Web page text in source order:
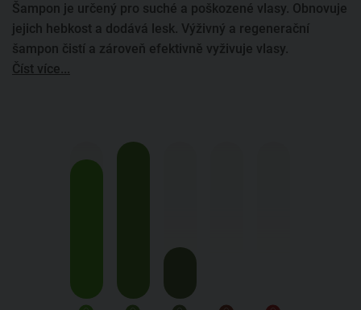
Šampon je určený pro suché a poškozené vlasy. Obnovuje
jejich hebkost a dodává lesk. Výživný a regenerační
šampon čistí a zároveň efektivně vyživuje vlasy.
Číst více...